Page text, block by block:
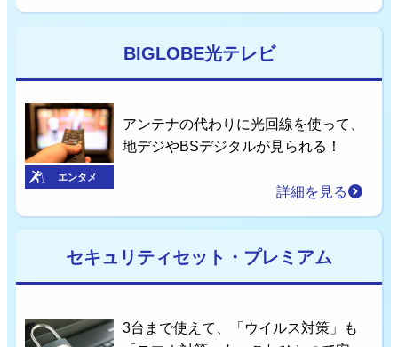
エンタメ
BIGLOBE光テレビ
アンテナの代わりに光回線を使って、
地デジやBSデジタルが見られる！
詳細を見る
セキュリティセット・プレミアム
3台まで使えて、「ウイルス対策」も